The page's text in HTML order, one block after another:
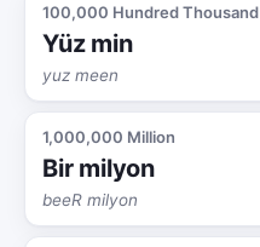
100,000 Hundred Thousand
Yüz min
yuz meen
1,000,000 Million
Bir milyon
beeR milyon